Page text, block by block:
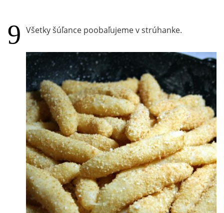
Všetky šúľance poobaľujeme v strúhanke.